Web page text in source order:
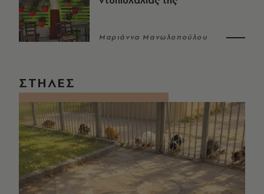
Μαριάννα Μανωλοπούλου
ΣΤΗΛΕΣ